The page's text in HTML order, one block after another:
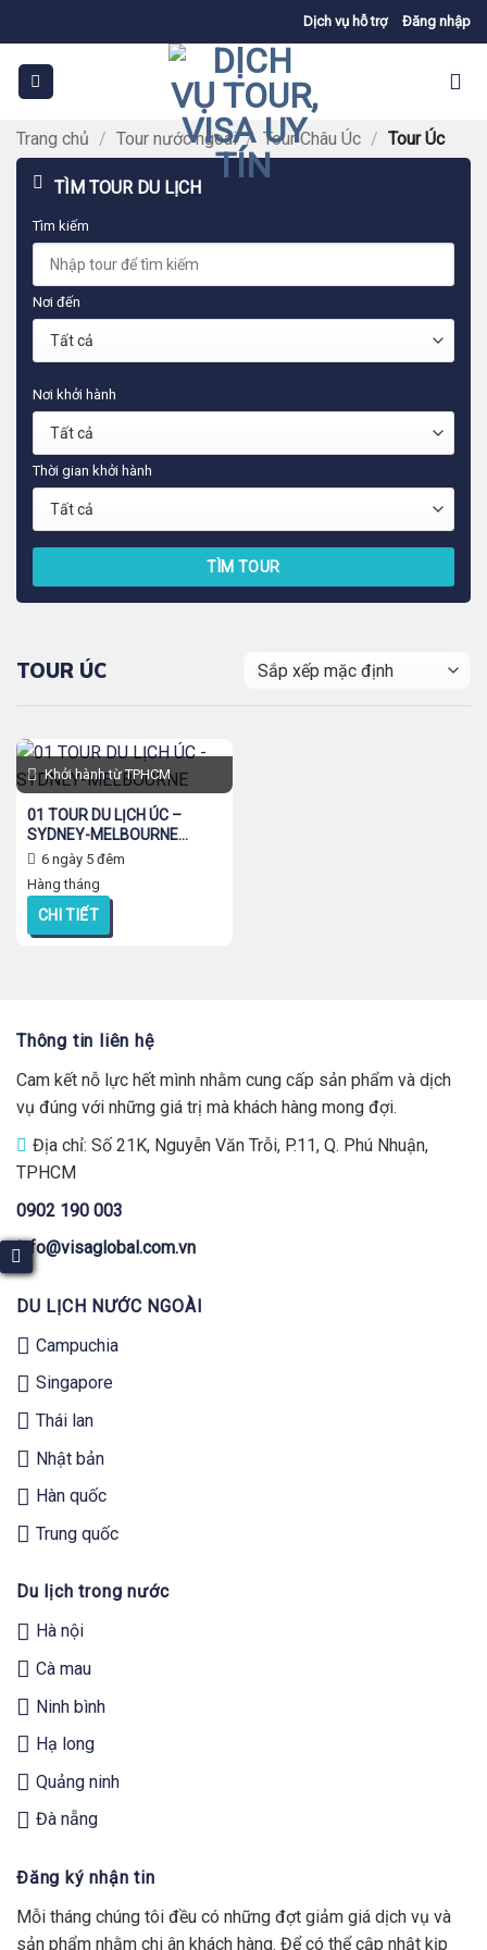
qua
nội
dung
Dịch vụ hỗ trợ Đăng nhập
Trang chủ / Tour nước ngoài / Tour Châu Úc / Tour Úc
TÌM TOUR DU LỊCH
Tìm kiếm
Nơi đến
Nơi khởi hành
Thời gian khởi hành
TÌM TOUR
TOUR ÚC
Khởi hành từ TPHCM
01 TOUR DU LỊCH ÚC –
SYDNEY-MELBOURNE...
6 ngày 5 đêm
Hàng tháng
CHI TIẾT
Thông tin liên hệ
Cam kết nỗ lực hết mình nhằm cung cấp sản phẩm và dịch
vụ đúng với những giá trị mà khách hàng mong đợi.
Địa chỉ: Số 21K, Nguyễn Văn Trỗi, P.11, Q. Phú Nhuận,
TPHCM
0902 190 003
info@visaglobal.com.vn
DU LỊCH NƯỚC NGOÀI
Campuchia
Singapore
Thái lan
Nhật bản
Hàn quốc
Trung quốc
Du lịch trong nước
Hà nội
Cà mau
Ninh bình
Hạ long
Quảng ninh
Đà nẵng
Đăng ký nhận tin
Mỗi tháng chúng tôi đều có những đợt giảm giá dịch vụ và
sản phẩm nhằm chi ân khách hàng. Để có thể cập nhật kịp